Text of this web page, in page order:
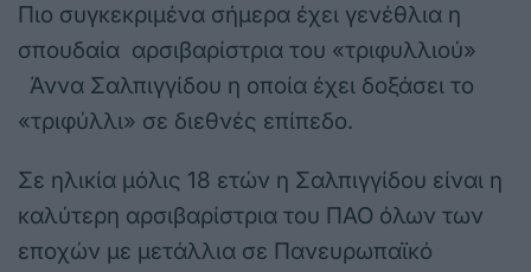
Πιο συγκεκριμένα σήμερα έχει γενέθλια η
σπουδαία αρσιβαρίστρια του «τριφυλλιού»
Άννα Σαλπιγγίδου η οποία έχει δοξάσει το
«τριφύλλι» σε διεθνές επίπεδο.
Σε ηλικία μόλις 18 ετών η Σαλπιγγίδου είναι η
καλύτερη αρσιβαρίστρια του ΠΑΟ όλων των
εποχών με μετάλλια σε Πανευρωπαϊκό